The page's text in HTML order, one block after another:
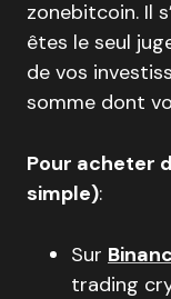
zonebitcoin. Il
êtes le seul
de vos
somme dont
Pour acheter
simple):
Sur
trading